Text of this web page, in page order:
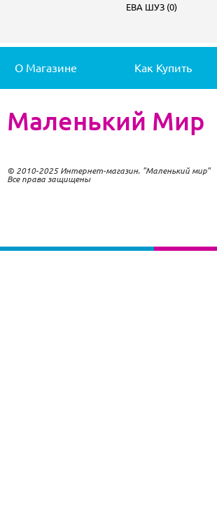
ЕВА ШУЗ (0)
О Магазине Как Купить
Маленький Мир
© 2010-2025 Интернет-магазин. "Маленький мир"
Все права защищены